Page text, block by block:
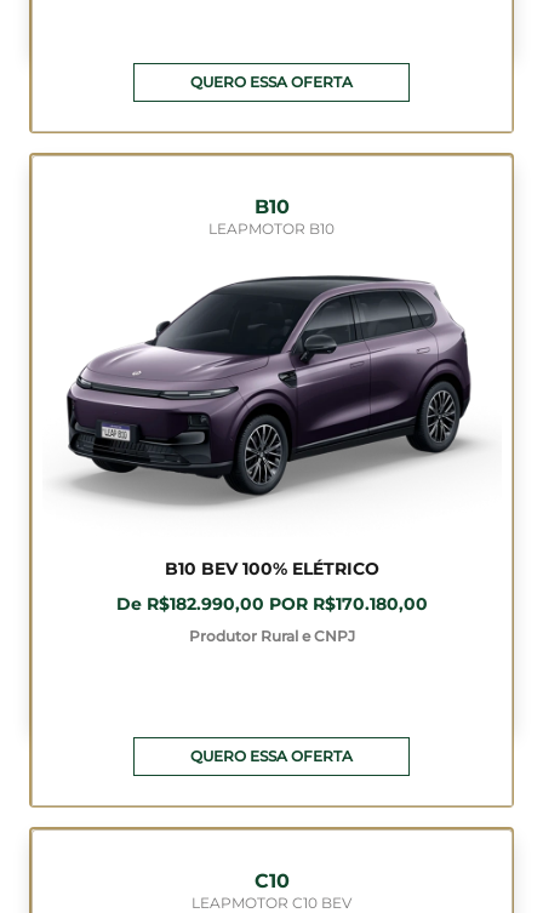
QUERO ESSA OFERTA
B10
LEAPMOTOR B10
B10 BEV 100% ELÉTRICO
De R$182.990,00 POR R$170.180,00
Produtor Rural e CNPJ
QUERO ESSA OFERTA
C10
LEAPMOTOR C10 BEV